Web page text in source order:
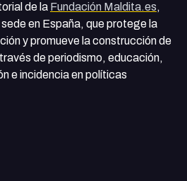
de la Fundación Maldita.es,
en España, que protege la
y promueve la construcción de
de periodismo, educación,
e incidencia en políticas